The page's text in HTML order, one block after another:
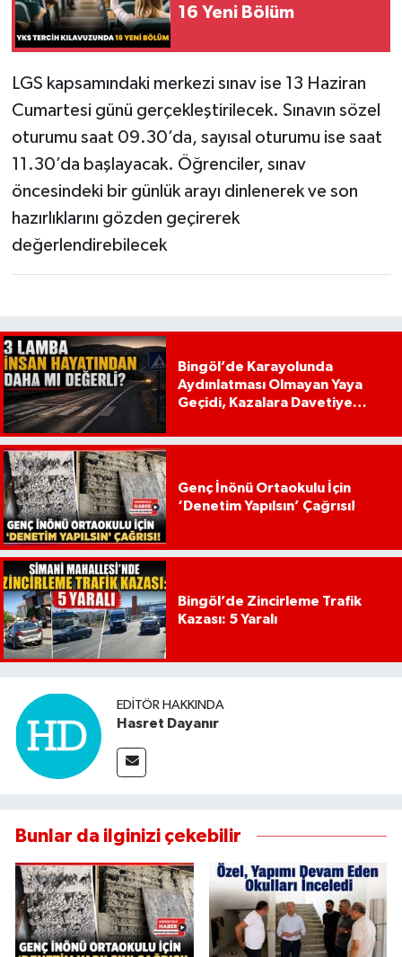
16 Yeni Bölüm
LGS kapsamındaki merkezi sınav ise 13 Haziran
Cumartesi günü gerçekleştirilecek. Sınavın sözel
oturumu saat 09.30’da, sayısal oturumu ise saat
11.30’da başlayacak. Öğrenciler, sınav
öncesindeki bir günlük arayı dinlenerek ve son
hazırlıklarını gözden geçirerek
değerlendirebilecek
Bingöl’de Karayolunda
Aydınlatması Olmayan Yaya
Geçidi, Kazalara Davetiye
Genç İnönü Ortaokulu İçin
‘Denetim Yapılsın’ Çağrısı!
Bingöl’de Zincirleme Trafik
Kazası: 5 Yaralı
EDITÖR HAKKINDA
Hasret Dayanır
Bunlar da ilginizi çekebilir